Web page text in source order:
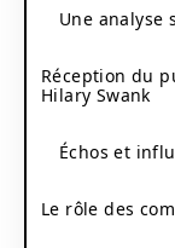
Une analyse
Réception du
Hilary Swank
Échos et
Le rôle des